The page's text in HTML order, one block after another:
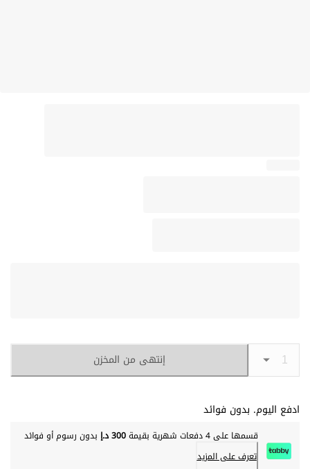
إنتهى من المخزن
ادفع اليوم. بدون فوائد
قسمها على 4 دفعات شهرية بقيمة 300 د.إ
بدون رسوم أو فوائد
تعرف على المزيد